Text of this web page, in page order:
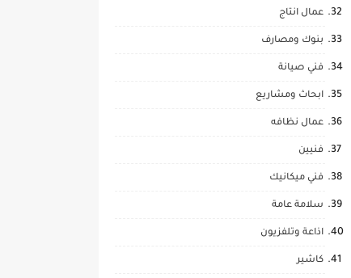
عمال انتاج
بنوك ومصارف
فني صيانة
ابحاث ومشاريع
عمال نظافه
فنيين
فني ميكانيك
سلامة عامة
اذاعة وتلفزيون
كاشير